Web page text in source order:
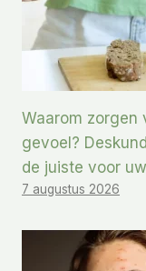
Waarom zorgen
gevoel?
de juiste voor
7 augustus 2026